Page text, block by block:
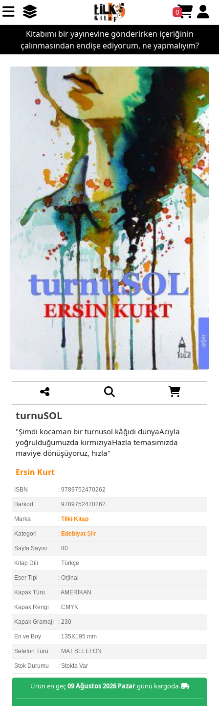
0
Kitabımı bir yayınevine gönderirken içeriğinin
çalınmasından endişe ediyorum, ne yapmalıyım?
turnuSOL
"Şimdi kocaman bir turnusol kâğıdı dünyaAcıyla
yoğrulduğumuzda kırmızıyaHazla temasımızda
maviye dönüşüyoruz, hızla"
Ersin Kurt
ISBN : 9789752470262
Barkod : 9789752470262
Marka : Tilki Kitap
Kategori : Edebiyat Şiir
Sayfa Sayısı : 80
Kitap Dili : Türkçe
Eser Tipi : Orjinal
Kapak Türü : AMERİKAN
Kapak Rengi : CMYK
Kapak Gramajı : 230
En ve Boy : 135X195 mm
Selefon Türü : MAT SELEFON
Stok Durumu : Stokta Var
Ürün en geç09 Ağustos 2026 Pazargünü kargoda.